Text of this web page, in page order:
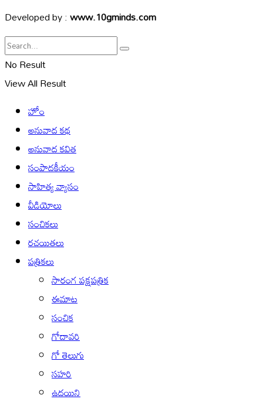
Developed by :www.10gminds.com
No Result
View All Result
హోం
అనువాద కథ
అనువాద కవిత
సంపాదకీయం
సాహిత్య వ్యాసం
వీడియోలు
సంచికలు
రచయితలు
పత్రికలు
సారంగ పక్షపత్రిక
ఈమాట
సంచిక
గోదావరి
గో తెలుగు
సహరి
ఉదయిని